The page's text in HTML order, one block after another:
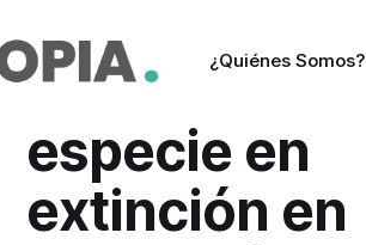
¿Quiénes Somos?
especie en
extinción en